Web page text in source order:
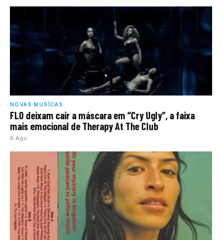
NOVAS MUSÍCAS
FLO deixam cair a máscara em “Cry Ugly”, a faixa
mais emocional de Therapy At The Club
8 Ago